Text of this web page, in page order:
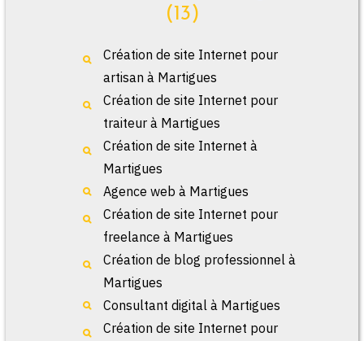
(13)
Création de site Internet pour
artisan à Martigues
Création de site Internet pour
traiteur à Martigues
Création de site Internet à
Martigues
Agence web à Martigues
Création de site Internet pour
freelance à Martigues
Création de blog professionnel à
Martigues
Consultant digital à Martigues
Création de site Internet pour